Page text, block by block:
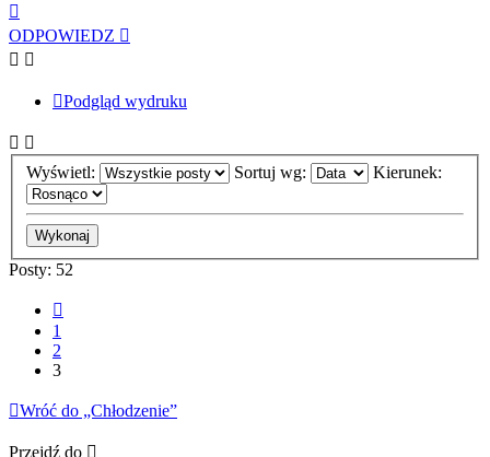
górę
ODPOWIEDZ
Podgląd wydruku
Wyświetl: Sortuj wg: Kierunek:
Posty: 52
1
2
3
Wróć do „Chłodzenie”
Przejdź do